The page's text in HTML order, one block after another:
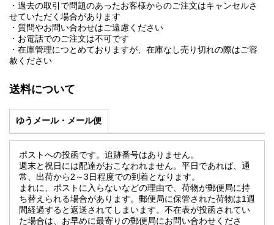
・過去の取引で問題のあったお客様からのご注文はキャンセルさ
せていただく場合があります
・質問やお問い合わせはご遠慮ください
・お電話でのご注文は不可です
・在庫管理につとめておりますが、在庫なし売り切れの際はご容
赦ください
送料について
ゆうメール・メール便
ポストへの投函です。追跡番号はありません。
週末と祝日には配達がおこなわれません。平日であれば、通
常、出荷から2～3日程度での到着となります。
まれに、ポストに入らないなどの理由で、荷物が郵便局に持
ち替えられる場合があります。郵便局に保管された荷物は1週
間経過すると返送されてしまいます。不在表が投函されてい
た場合は、お早めに最寄りの郵便局にお問い合わせくださ